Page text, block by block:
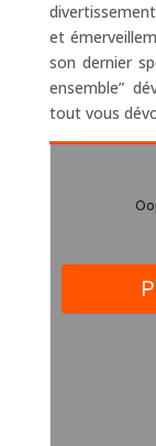
et
son dernier
ensemble”
tout vous